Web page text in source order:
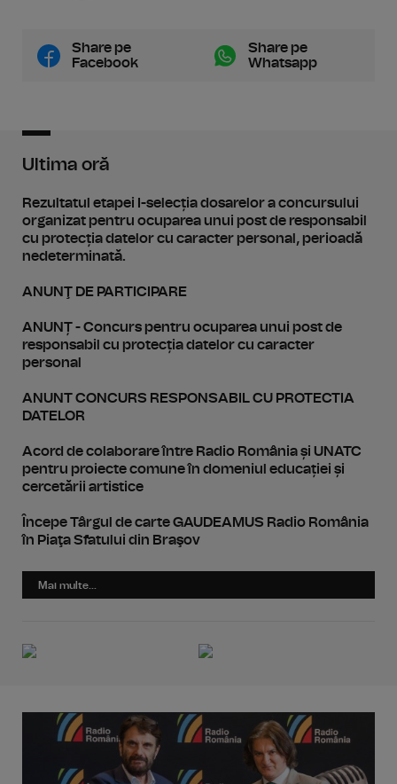
Share pe
Facebook
Share pe
Whatsapp
Ultima oră
Rezultatul etapei I-selecția dosarelor a concursului
organizat pentru ocuparea unui post de responsabil
cu protecția datelor cu caracter personal, perioadă
nedeterminată.
ANUNŢ DE PARTICIPARE
ANUNȚ - Concurs pentru ocuparea unui post de
responsabil cu protecția datelor cu caracter
personal
ANUNT CONCURS RESPONSABIL CU PROTECTIA
DATELOR
Acord de colaborare între Radio România și UNATC
pentru proiecte comune în domeniul educației și
cercetării artistice
Începe Târgul de carte GAUDEAMUS Radio România
în Piaţa Sfatului din Braşov
Mai multe...